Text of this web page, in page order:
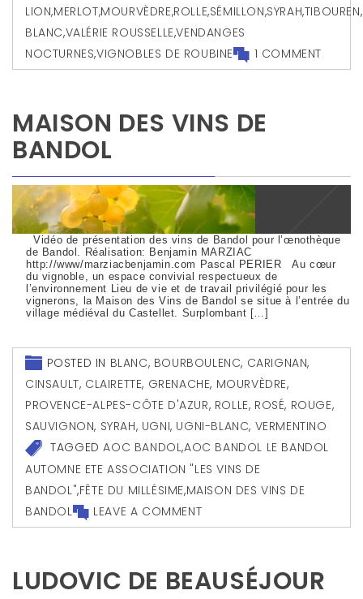
LION,MERLOT,MOURVÈDRE,ROLLE,SÉMILLON,SYRAH,TIBOUREN,
BLANC,VALÉRIE ROUSSELLE,VENDANGES
NOCTURNES,VIGNOBLES DE ROUBINE 1 COMMENT
MAISON DES VINS DE
BANDOL
Vidéo de présentation des vins de Bandol pour l’œnothèque
de Bandol. Réalisation: Benjamin MARZIAC
http://www/marziacbenjamin.com Pascal PERIER Au cœur
du vignoble, un espace convivial respectueux de
l’environnement Lieu de vie et de travail privilégié pour les
vignerons, la Maison des Vins de Bandol se situe à l’entrée du
village médiéval du Castellet. Surplombant […]
POSTED IN BLANC, BOURBOULENC, CARIGNAN,
CINSAULT, CLAIRETTE, GRENACHE, MOURVÈDRE,
PROVENCE-ALPES-CÔTE D'AZUR, ROLLE, ROSÉ, ROUGE,
SAUVIGNON, SYRAH, UGNI, UGNI-BLANC, VERMENTINO
TAGGEDAOC BANDOL,AOC BANDOL LE BANDOL
AUTOMNE ETE ASSOCIATION "LES VINS DE
BANDOL",FÊTE DU MILLÉSIME,MAISON DES VINS DE
BANDOL
LEAVE A COMMENT
LUDOVIC DE BEAUSÉJOUR